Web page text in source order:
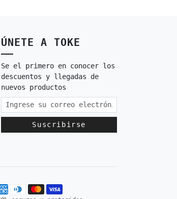
ÚNETE A TOKE
Se el primero en conocer los
descuentos y llegadas de
nuevos productos
Suscribirse
de pago